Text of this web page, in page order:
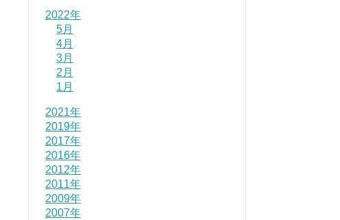
2022年
5月
4月
3月
2月
1月
2021年
2019年
2017年
2016年
2012年
2011年
2009年
2007年